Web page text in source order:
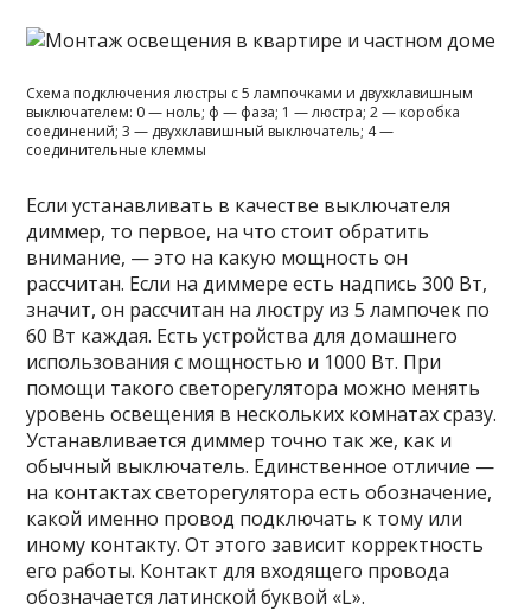
Схема подключения люстры с 5 лампочками и двухклавишным
выключателем: 0 — ноль; ф — фаза; 1 — люстра; 2 — коробка
соединений; 3 — двухклавишный выключатель; 4 —
соединительные клеммы
Если устанавливать в качестве выключателя
диммер, то первое, на что стоит обратить
внимание, — это на какую мощность он
рассчитан. Если на диммере есть надпись 300 Вт,
значит, он рассчитан на люстру из 5 лампочек по
60 Вт каждая. Есть устройства для домашнего
использования с мощностью и 1000 Вт. При
помощи такого светорегулятора можно менять
уровень освещения в нескольких комнатах сразу.
Устанавливается диммер точно так же, как и
обычный выключатель. Единственное отличие —
на контактах светорегулятора есть обозначение,
какой именно провод подключать к тому или
иному контакту. От этого зависит корректность
его работы. Контакт для входящего провода
обозначается латинской буквой «L».